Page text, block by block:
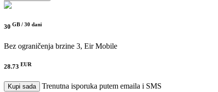
30 GB / 30 dani
Bez ograničenja brzine 3, Eir Mobile
28.73 EUR
Kupi sada
Trenutna isporuka putem emaila i SMS